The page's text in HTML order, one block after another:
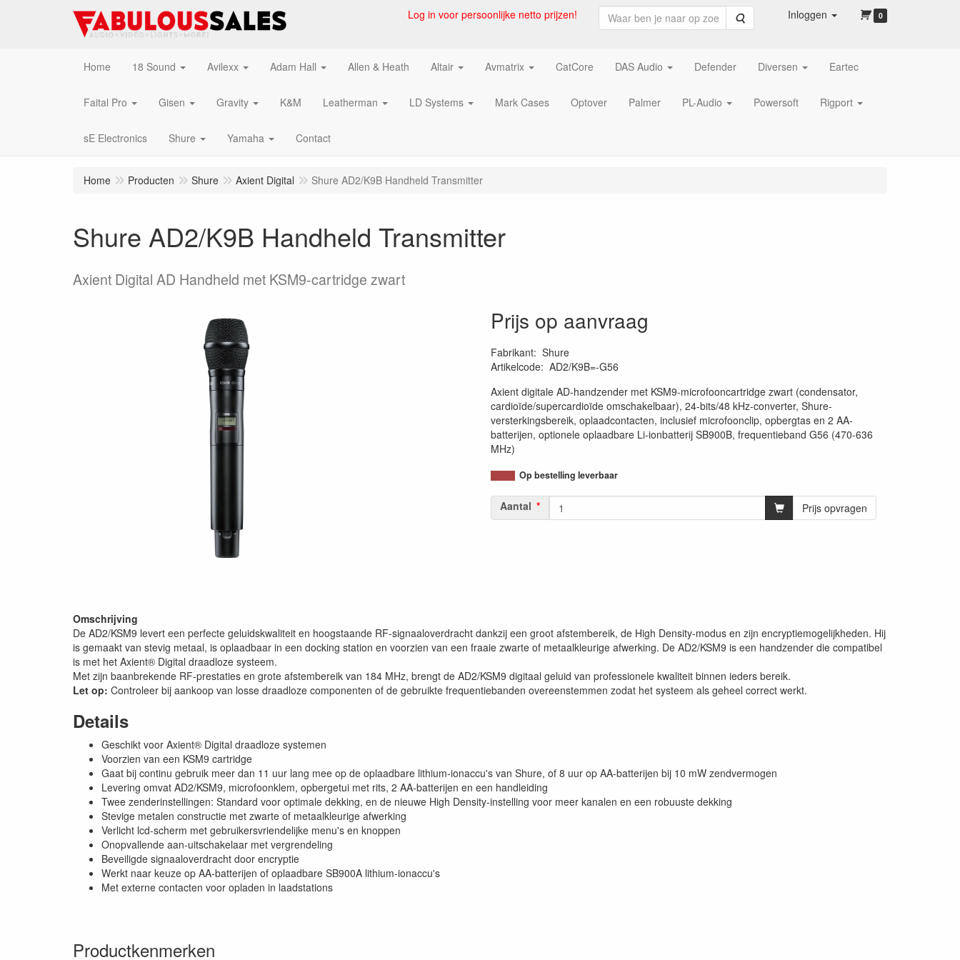
Log in voor persoonlijke netto prijzen! Zoeken Inloggen 0
Home 18 Sound Avilexx Adam Hall Allen & Heath Altair Avmatrix CatCore DAS Audio Defender Diversen Eartec
Faital Pro Gisen Gravity K&M Leatherman LD Systems Mark Cases Optover Palmer PL-Audio Powersoft Rigport
sE Electronics Shure Yamaha Contact
Home Producten Shure Axient Digital Shure AD2/K9B Handheld Transmitter
Shure AD2/K9B Handheld Transmitter
Axient Digital AD Handheld met KSM9-cartridge zwart
Prijs op aanvraag
Fabrikant: Shure
Artikelcode: AD2/K9B=-G56
Axient digitale AD-handzender met KSM9-microfooncartridge zwart (condensator,
cardioïde/supercardioïde omschakelbaar), 24-bits/48 kHz-converter, Shure-
versterkingsbereik, oplaadcontacten, inclusief microfoonclip, opbergtas en 2 AA-
batterijen, optionele oplaadbare Li-ionbatterij SB900B, frequentieband G56 (470-636
MHz)
Op bestelling leverbaar
Aantal Prijs opvragen
Omschrijving
De AD2/KSM9 levert een perfecte geluidskwaliteit en hoogstaande RF-signaaloverdracht dankzij een groot afstembereik, de High Density-modus en zijn encryptiemogelijkheden. Hij
is gemaakt van stevig metaal, is oplaadbaar in een docking station en voorzien van een fraaie zwarte of metaalkleurige afwerking. De AD2/KSM9 is een handzender die compatibel
is met het Axient® Digital draadloze systeem.
Met zijn baanbrekende RF-prestaties en grote afstembereik van 184 MHz, brengt de AD2/KSM9 digitaal geluid van professionele kwaliteit binnen ieders bereik.
Let op: Controleer bij aankoop van losse draadloze componenten of de gebruikte frequentiebanden overeenstemmen zodat het systeem als geheel correct werkt.
Details
Geschikt voor Axient® Digital draadloze systemen
Voorzien van een KSM9 cartridge
Gaat bij continu gebruik meer dan 11 uur lang mee op de oplaadbare lithium-ionaccu's van Shure, of 8 uur op AA-batterijen bij 10 mW zendvermogen
Levering omvat AD2/KSM9, microfoonklem, opbergetui met rits, 2 AA-batterijen en een handleiding
Twee zenderinstellingen: Standard voor optimale dekking, en de nieuwe High Density-instelling voor meer kanalen en een robuuste dekking
Stevige metalen constructie met zwarte of metaalkleurige afwerking
Verlicht lcd-scherm met gebruikersvriendelijke menu's en knoppen
Onopvallende aan-uitschakelaar met vergrendeling
Beveiligde signaaloverdracht door encryptie
Werkt naar keuze op AA-batterijen of oplaadbare SB900A lithium-ionaccu's
Met externe contacten voor opladen in laadstations
Productkenmerken